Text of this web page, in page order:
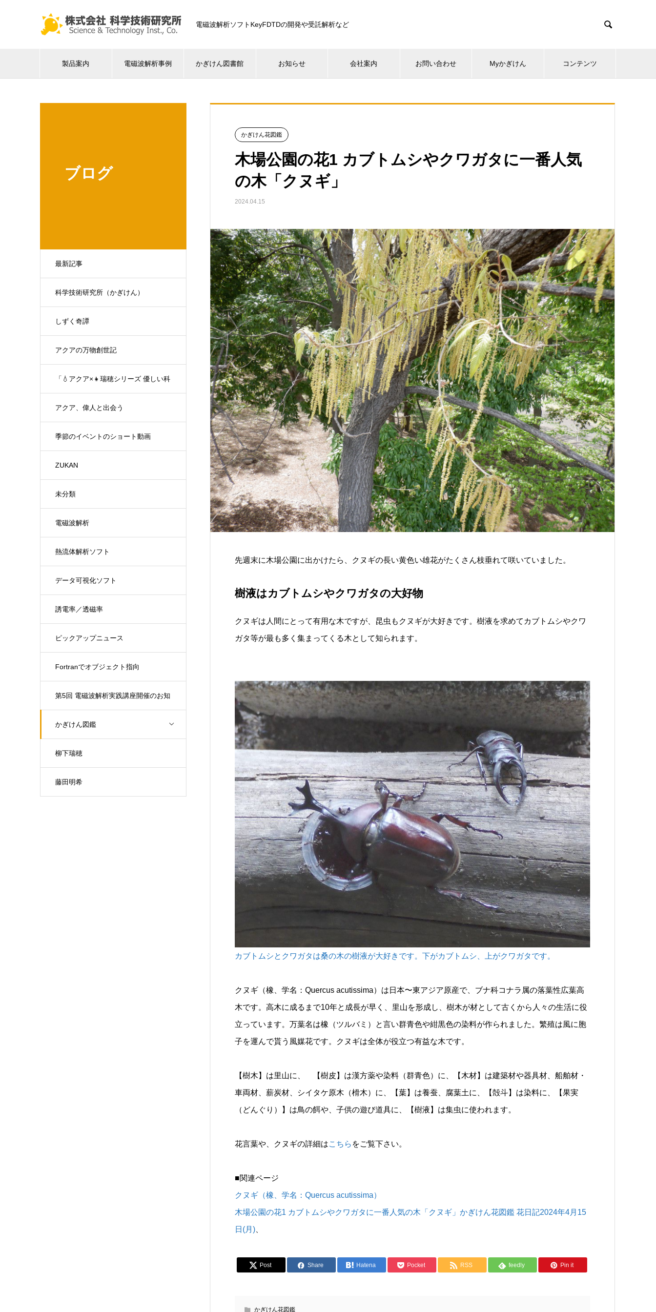
電磁波解析ソフトKeyFDTDの開発や受託解析など 
製品案内 電磁波解析事例 かぎけん図書館 お知らせ 会社案内 お問い合わせ Myかぎけん コンテンツ
ブログ
最新記事
科学技術研究所（かぎけん）
しずく奇譚
アクアの万物創世記
「💧アクア×👧瑞穂シリーズ 優しい科
学の対話」
アクア、偉人と出会う
季節のイベントのショート動画
ZUKAN
未分類
電磁波解析
熱流体解析ソフト
データ可視化ソフト
誘電率／透磁率
ピックアップニュース
Fortranでオブジェクト指向
第5回 電磁波解析実践講座開催のお知
らせ（開催日：9月30日)
かぎけん図鑑
柳下瑞穂
藤田明希
かぎけん花図鑑
木場公園の花1 カブトムシやクワガタに一番人気
の木「クヌギ」
2024.04.15
先週末に木場公園に出かけたら、クヌギの長い黄色い雄花がたくさん枝垂れて咲いていました。
樹液はカブトムシやクワガタの大好物
クヌギは人間にとって有用な木ですが、昆虫もクヌギが大好きです。樹液を求めてカブトムシやクワ
ガタ等が最も多く集まってくる木として知られます。
カブトムシとクワガタは桑の木の樹液が大好きです。下がカブトムシ、上がクワガタです。
クヌギ（橡、学名：Quercus acutissima）は日本〜東アジア原産で、ブナ科コナラ属の落葉性広葉高
木です。高木に成るまで10年と成長が早く、里山を形成し、樹木が材として古くから人々の生活に役
立っています。万葉名は橡（ツルバミ）と言い群青色や紺黒色の染料が作られました。繁殖は風に胞
子を運んで貰う風媒花です。クヌギは全体が役立つ有益な木です。
【樹木】は里山に、 【樹皮】は漢方薬や染料（群青色）に、【木材】は建築材や器具材、船舶材・
車両材、薪炭材、シイタケ原木（榾木）に、【葉】は養蚕、腐葉土に、【殻斗】は染料に、【果実
（どんぐり）】は鳥の餌や、子供の遊び道具に、【樹液】は集虫に使われます。
花言葉や、クヌギの詳細はこちら をご覧下さい。
■関連ページ
クヌギ（橡、学名：Quercus acutissima）
木場公園の花1 カブトムシやクワガタに一番人気の木「クヌギ」かぎけん花図鑑 花日記2024年4月15
日(月)
Post Share Hatena Pocket RSS feedly Pin it
かぎけん花図鑑